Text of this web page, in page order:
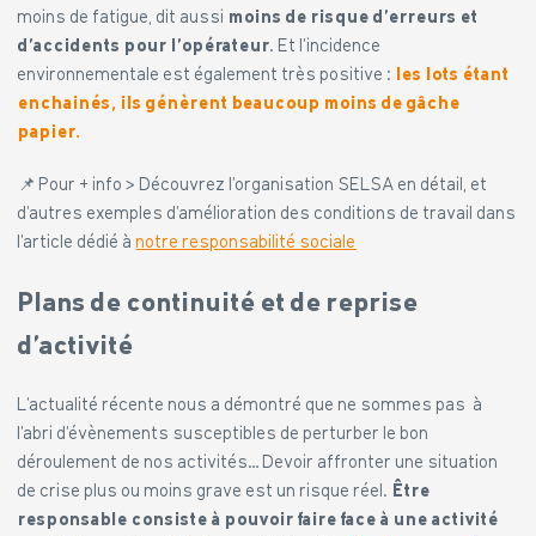
moins de fatigue, dit aussi moins de risque d’erreurs et
d’accidents pour l’opérateur. Et l’incidence
environnementale est également très positive :
les lots étant
enchainés, ils génèrent beaucoup moins de gâche
papier.
📌 Pour + info > Découvrez l’organisation SELSA en détail, et
d’autres exemples d’amélioration des conditions de travail dans
l’article dédié ànotre responsabilité sociale
Plans de continuité et de reprise
d’activité
L’actualité récente nous a démontré que ne sommes pas à
l’abri d’évènements susceptibles de perturber le bon
déroulement de nos activités… Devoir affronter une situation
de crise plus ou moins grave est un risque réel. Être
responsable consiste à pouvoir faire face à une activité